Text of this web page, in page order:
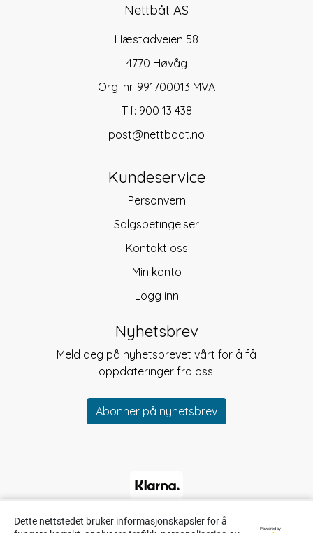
Nettbåt AS
Hæstadveien 58
4770 Høvåg
Org. nr. 991700013 MVA
Tlf: 900 13 438
post@nettbaat.no
Kundeservice
Personvern
Salgsbetingelser
Kontakt oss
Min konto
Logg inn
Nyhetsbrev
Meld deg på nyhetsbrevet vårt for å få
oppdateringer fra oss.
Abonner på nyhetsbrev
Dette nettstedet bruker informasjonskapsler for å
Powered by